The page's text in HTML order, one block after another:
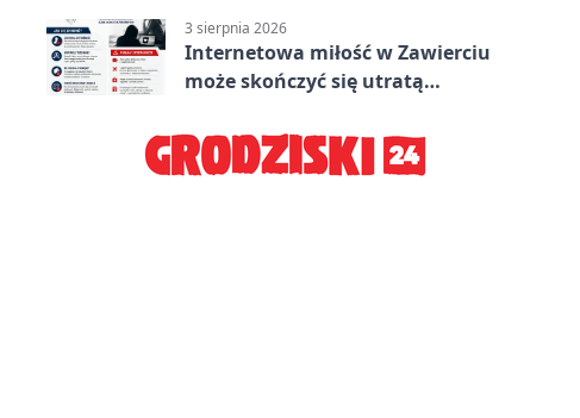
promila
3 sierpnia 2026
Internetowa miłość w Zawierciu
może skończyć się utratą